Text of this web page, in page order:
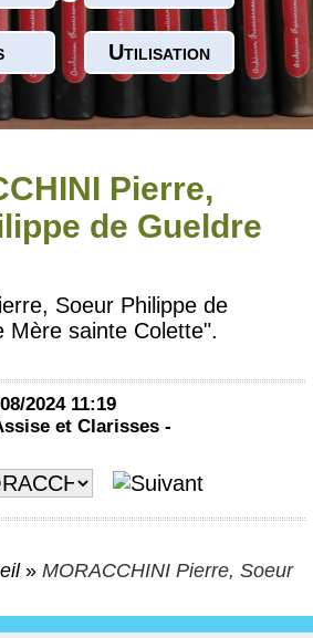
Utilisation
Pierre,
de Gueldre
Soeur Philippe de
Mère sainte Colette".
2024 11:19
et Clarisses -
» MORACCHINI Pierre, Soeur